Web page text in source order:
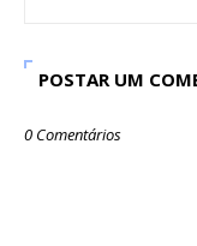
POSTAR UM
0 Comentários